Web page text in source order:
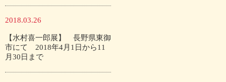
2018.03.26
【水村喜一郎展】 長野県東御
市にて 2018年4月1日から11
月30日まで